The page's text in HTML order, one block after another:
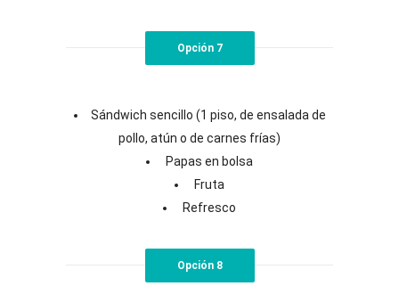
Opción 7
Sándwich sencillo (1 piso, de ensalada de
pollo, atún o de carnes frías)
Papas en bolsa
Fruta
Refresco
Opción 8